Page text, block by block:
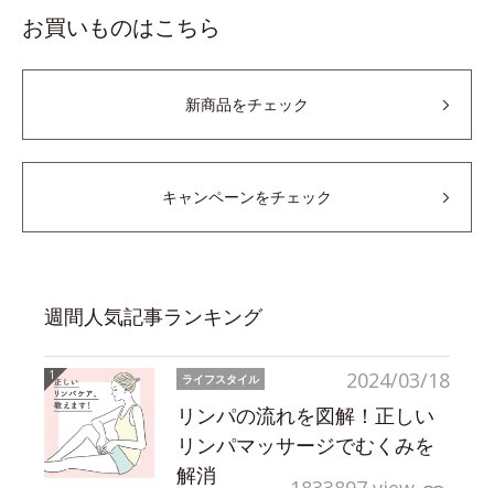
お買いものはこちら
新商品をチェック
キャンペーンをチェック
週間人気記事ランキング
2024/03/18
ライフスタイル
リンパの流れを図解！正しい
リンパマッサージでむくみを
解消